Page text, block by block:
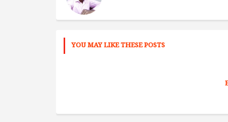
YOU MAY LIKE THESE POSTS